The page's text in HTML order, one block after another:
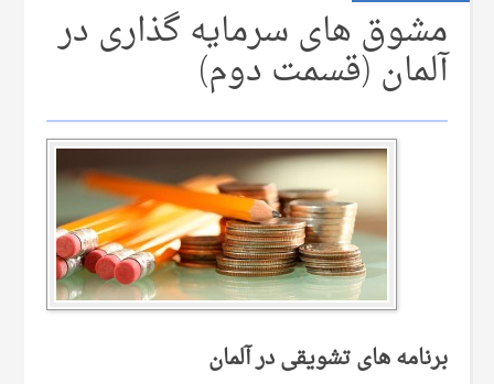
مشوق های سرمایه گذاری در
آلمان (قسمت دوم)
برنامه های تشویقی در آلمان